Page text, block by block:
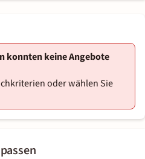
konnten keine Angebote
oder wählen Sie